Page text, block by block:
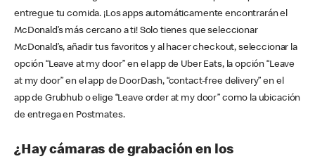
entregue tu comida. ¡Los apps automáticamente encontrarán el
McDonald’s más cercano a ti! Solo tienes que seleccionar
McDonald’s, añadir tus favoritos y al hacer checkout, seleccionar la
opción “Leave at my door” en el app de Uber Eats, la opción “Leave
at my door” en el app de DoorDash, “contact-free delivery” en el
app de Grubhub o elige “Leave order at my door” como la ubicación
de entrega en Postmates.
¿Hay cámaras de grabación en los